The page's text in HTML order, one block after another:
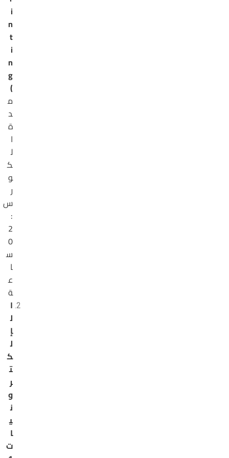
i
n
t
i
n
g
)
م
د
ة
ا
ل
ك
و
ر
س
:
2
0
س
ا
ع
ة
ا
ل
إ
ل
ك
ت
ر
و
ن
ي
ا
ت